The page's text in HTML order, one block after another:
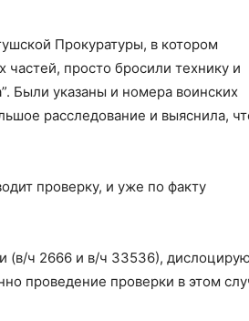
Прокуратуры, в котором
частей, просто бросили технику и
Были указаны и номера воинских
расследование и выяснила,
проверку, и уже по факту
(в/ч 2666 и в/ч 33536),
проведение проверки в этом